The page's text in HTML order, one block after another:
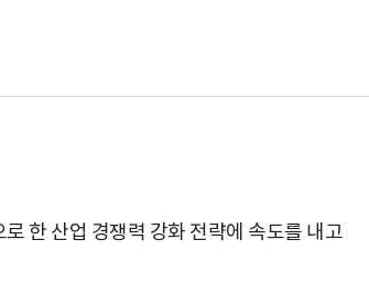
한 산업 경쟁력 강화 전략에 속도를 내고